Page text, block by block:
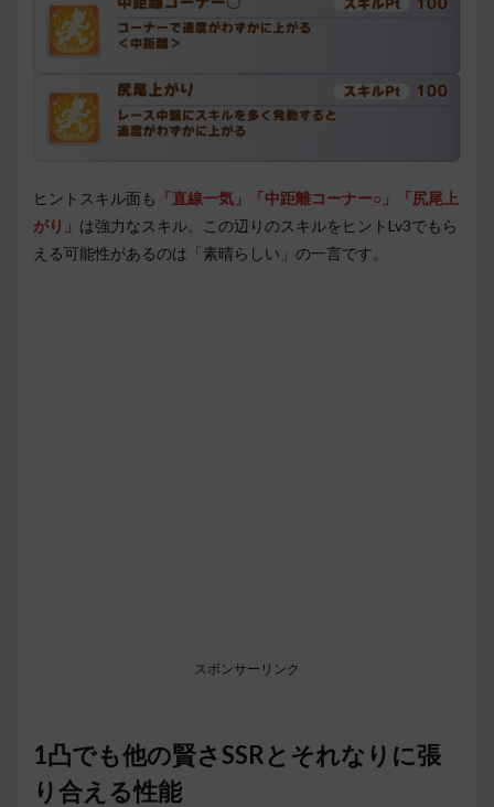
ヒントスキル面も 「直線一気」「中距離コーナー○」「尻尾上
がり」 は強力なスキル。この辺りのスキルをヒントLv3でもら
える可能性があるのは「素晴らしい」の一言です。
スポンサーリンク
1凸でも他の賢さSSRとそれなりに張
り合える性能